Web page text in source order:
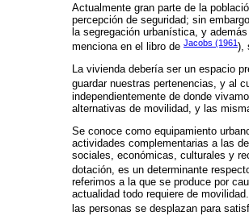
Actualmente gran parte de la
percepción de seguridad; sin
la segregación urbanística, y
menciona en el libro de Jacobs (1961),
La vivienda debería ser un espacio
guardar nuestras pertenencias, y al
independientemente de donde
alternativas de movilidad, y las
Se conoce como equipamiento
actividades complementarias a las
sociales, económicas, culturales y
dotación, es un determinante
referimos a la que se produce por
actualidad todo requiere de
las personas se desplazan para